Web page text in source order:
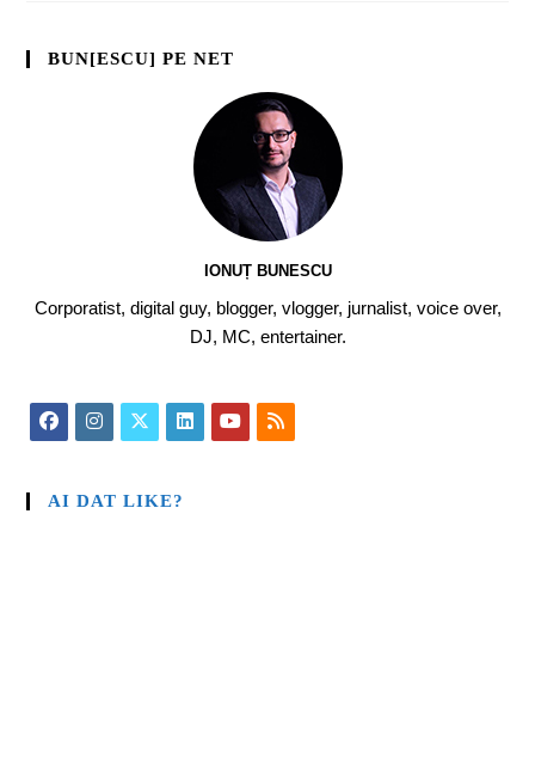
BUN[ESCU] PE NET
IONUȚ BUNESCU
Corporatist, digital guy, blogger, vlogger, jurnalist, voice over,
DJ, MC, entertainer.
AI DAT LIKE?